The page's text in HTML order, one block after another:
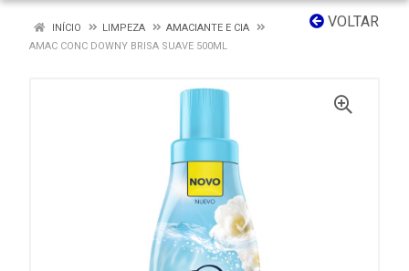
VOLTAR
INÍCIO LIMPEZA
AMACIANTE E CIA
AMAC CONC DOWNY BRISA SUAVE 500ML